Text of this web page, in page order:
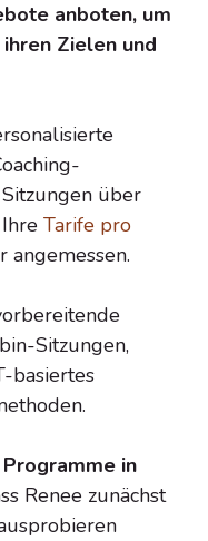
anboten, um
Zielen und
über
Tarife pro
angemessen.
Sitzungen,
basiertes
in
Renee zunächst